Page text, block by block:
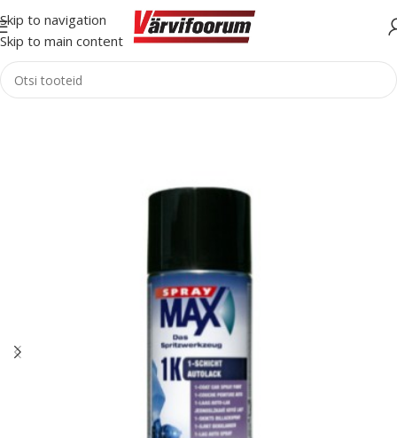
Skip to navigation
Skip to main content
Esileht Autovärvid Aerosoolid Aerosool värv